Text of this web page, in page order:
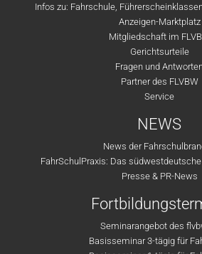
Infos zu: Fahrschule,
Anzeigen-Marktplatz
Mitgliedschaft im
Gerichtsurteile
Fragen und
Partner des FLVBW
Service
NEWS
News der
FahrSchulPraxis: Das
Presse & PR-News
Seminarangebot des
Basisseminar 3-tägig für